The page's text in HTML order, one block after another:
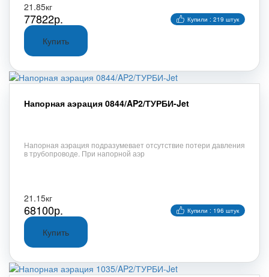
21.85кг
77822р. Купили : 219 штук
Напорная аэрация 0844/AP2/ТУРБИ-Jet
Напорная аэрация подразумевает отсутствие потери давления
в трубопроводе. При напорной аэр
21.15кг
68100р. Купили : 196 штук